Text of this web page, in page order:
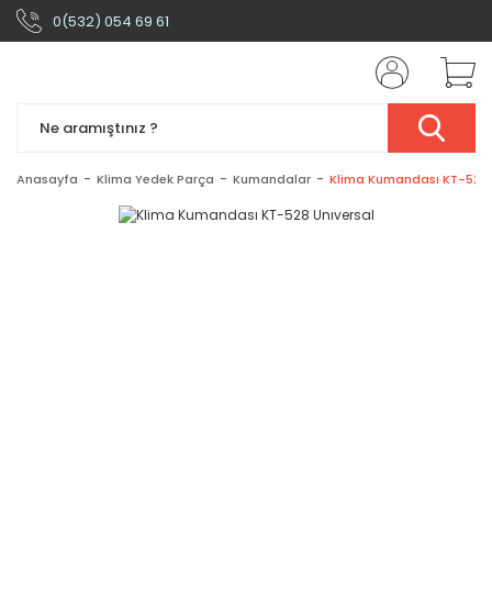
0(532) 054 69 61
Anasayfa Klima Yedek Parça Kumandalar Klima Kumandası KT-528